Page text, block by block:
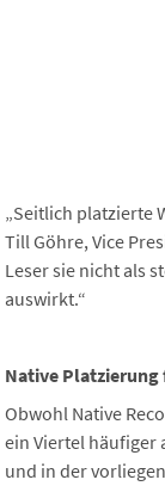
„Seitlich platzierte
Till Göhre, Vice
Leser sie nicht als
auswirkt.“
Native
Obwohl Native
ein Viertel häufiger
und in der